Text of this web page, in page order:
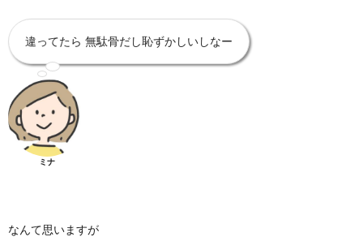
違ってたら 無駄骨だし恥ずかしいしなー
ミナ
なんて思いますが